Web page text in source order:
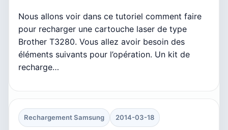
Nous allons voir dans ce tutoriel comment faire
pour recharger une cartouche laser de type
Brother T3280. Vous allez avoir besoin des
éléments suivants pour l’opération. Un kit de
recharge…
Rechargement Samsung 2014-03-18